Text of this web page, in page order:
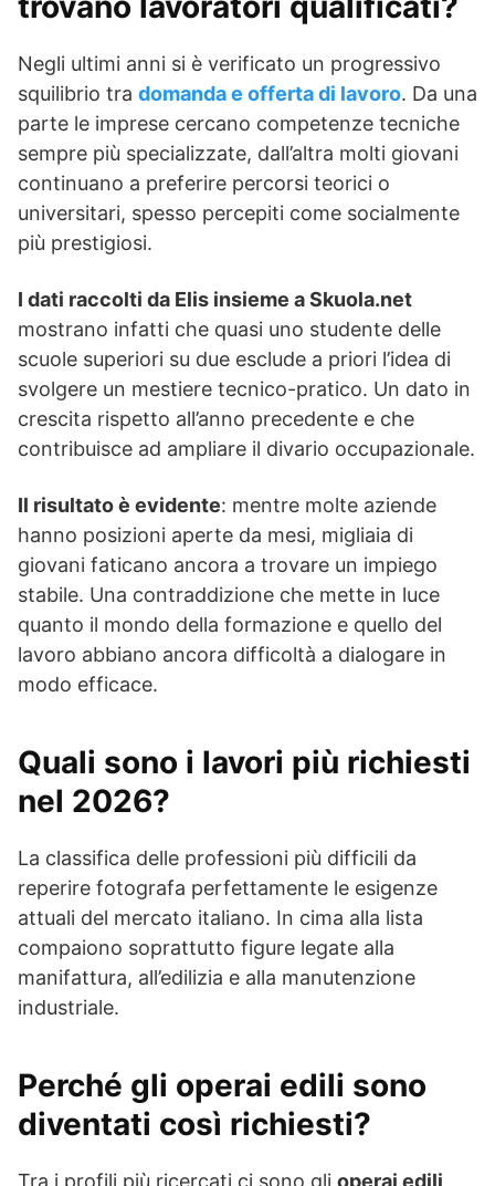
Negli ultimi anni si è verificato un progressivo
squilibrio tra domanda e offerta di lavoro. Da una
parte le imprese cercano competenze tecniche
sempre più specializzate, dall’altra molti giovani
continuano a preferire percorsi teorici o
universitari, spesso percepiti come socialmente
più prestigiosi.
I dati raccolti da Elis insieme a Skuola.net
mostrano infatti che quasi uno studente delle
scuole superiori su due esclude a priori l’idea di
svolgere un mestiere tecnico-pratico. Un dato in
crescita rispetto all’anno precedente e che
contribuisce ad ampliare il divario occupazionale.
Il risultato è evidente: mentre molte aziende
hanno posizioni aperte da mesi, migliaia di
giovani faticano ancora a trovare un impiego
stabile. Una contraddizione che mette in luce
quanto il mondo della formazione e quello del
lavoro abbiano ancora difficoltà a dialogare in
modo efficace.
Quali sono i lavori più richiesti
nel 2026?
La classifica delle professioni più difficili da
reperire fotografa perfettamente le esigenze
attuali del mercato italiano. In cima alla lista
compaiono soprattutto figure legate alla
manifattura, all’edilizia e alla manutenzione
industriale.
Perché gli operai edili sono
diventati così richiesti?
Tra i profili più ricercati ci sono gli operai edili,